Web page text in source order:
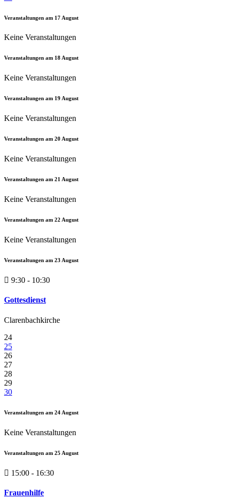
Veranstaltungen am 17 August
Keine Veranstaltungen
Veranstaltungen am 18August
Keine Veranstaltungen
Veranstaltungen am 19 August
Keine Veranstaltungen
Veranstaltungen am 20 August
Keine Veranstaltungen
Veranstaltungen am 21 August
Keine Veranstaltungen
Veranstaltungen am 22 August
Keine Veranstaltungen
Veranstaltungen am 23 August
9:30 - 10:30
Gottesdienst
Clarenbachkirche
24
25
26
27
28
29
30
Veranstaltungen am 24 August
Keine Veranstaltungen
Veranstaltungen am 25 August
15:00 - 16:30
Frauenhilfe